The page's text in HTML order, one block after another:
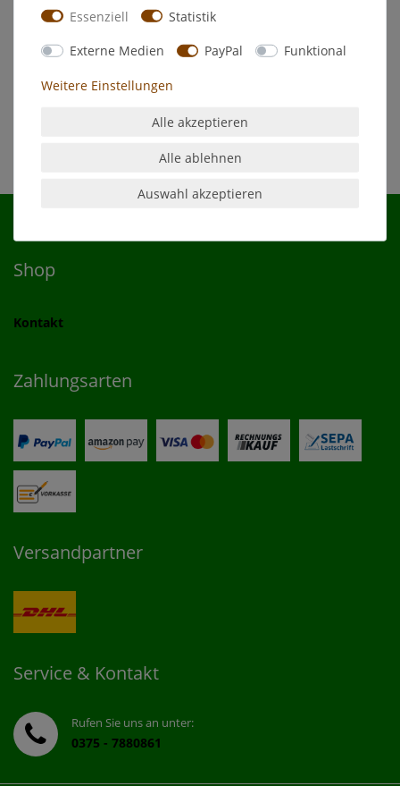
Spezialband Orange
Reißfestigkeit, Messerscharfe, schnurgerade Kanten.
Shop
Kontakt
Zahlungsarten
Versandpartner
Service & Kontakt
Rufen Sie uns an unter:
0375 - 7880861
Essenziell
Statistik
Externe Medien PayPal Funktional
Weitere Einstellungen
Alle akzeptieren
Alle ablehnen
Auswahl akzeptieren